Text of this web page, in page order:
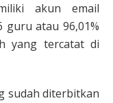
akun email
guru atau 96,01%
yang tercatat di
sudah diterbitkan